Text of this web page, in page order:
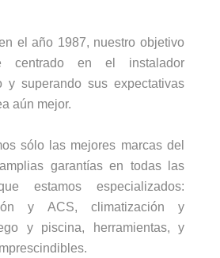
el año 1987, nuestro objetivo
centrado en el instalador
y superando sus expectativas
aún mejor.
sólo las mejores marcas del
garantías en todas las
estamos especializados:
y ACS, climatización y
y piscina, herramientas, y